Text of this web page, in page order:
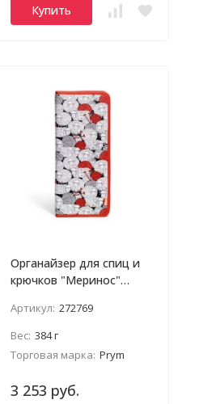
Купить
Органайзер для спиц и
крючков "Меринос"
Артикул: 272769
Вес: 384 г
Торговая марка: Prym
3 253 руб.